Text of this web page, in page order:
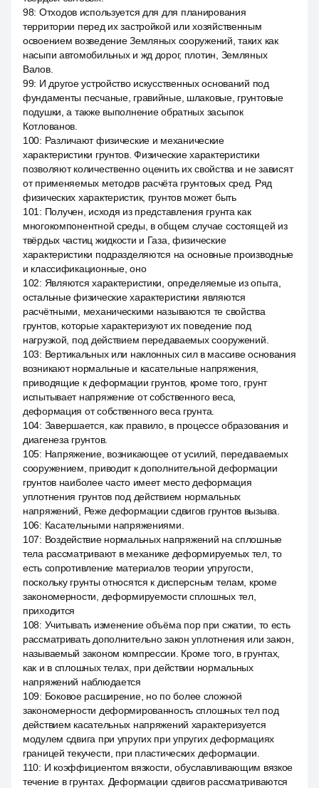
98: Отходов используется для для планирования
территории перед их застройкой или хозяйственным
освоением возведение Земляных сооружений, таких как
насыпи автомобильных и жд дорог, плотин, Земляных
Валов.
99: И другое устройство искусственных оснований под
фундаменты песчаные, гравийные, шлаковые, грунтовые
подушки, а также выполнение обратных засыпок
Котлованов.
100: Различают физические и механические
характеристики грунтов. Физические характеристики
позволяют количественно оценить их свойства и не зависят
от применяемых методов расчёта грунтовых сред. Ряд
физических характеристик, грунтов может быть
101 : Получен, исходя из представления грунта как
многокомпонентной среды, в общем случае состоящей из
твёрдых частиц жидкости и Газа, физические
характеристики подразделяются на основные производные
и классификационные, оно
102: Являются характеристики, определяемые из опыта,
остальные физические характеристики являются
расчётными, механическими называются те свойства
грунтов, которые характеризуют их поведение под
нагрузкой, под действием передаваемых сооружений.
103: Вертикальных или наклонных сил в массиве основания
возникают нормальные и касательные напряжения,
приводящие к деформации грунтов, кроме того, грунт
испытывает напряжение от собственного веса,
деформация от собственного веса грунта.
104: Завершается, как правило, в процессе образования и
диагенеза грунтов.
105: Напряжение, возникающее от усилий, передаваемых
сооружением, приводит к дополнительной деформации
грунтов наиболее часто имеет место деформация
уплотнения грунтов под действием нормальных
напряжений, Реже деформации сдвигов грунтов вызыва.
106: Касательными напряжениями.
107: Воздействие нормальных напряжений на сплошные
тела рассматривают в механике деформируемых тел, то
есть сопротивление материалов теории упругости,
поскольку грунты относятся к дисперсным телам, кроме
закономерности, деформируемости сплошных тел,
приходится
108: Учитывать изменение объёма пор при сжатии, то есть
рассматривать дополнительно закон уплотнения или закон,
называемый законом компрессии. Кроме того, в грунтах,
как и в сплошных телах, при действии нормальных
напряжений наблюдается
109: Боковое расширение, но по более сложной
закономерности деформированность сплошных тел под
действием касательных напряжений характеризуется
модулем сдвига при упругих при упругих деформациях
границей текучести, при пластических деформации.
110: И коэффициентом вязкости, обуславливающим вязкое
течение в грунтах. Деформации сдвигов рассматриваются